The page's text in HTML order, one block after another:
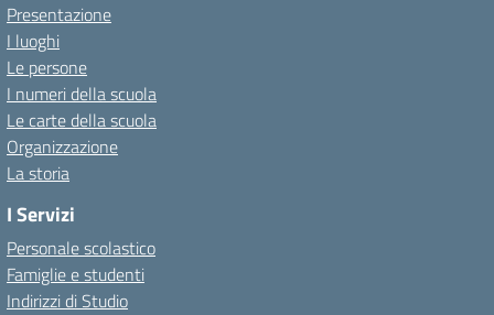
Presentazione
I luoghi
Le persone
I numeri della scuola
Le carte della scuola
Organizzazione
La storia
I Servizi
Personale scolastico
Famiglie e studenti
Indirizzi di Studio